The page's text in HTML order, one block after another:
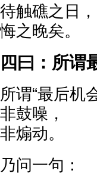
待触礁之日，
悔之晚矣。
四曰：所谓
所谓“最后机
非鼓噪，
非煽动。
乃问一句：